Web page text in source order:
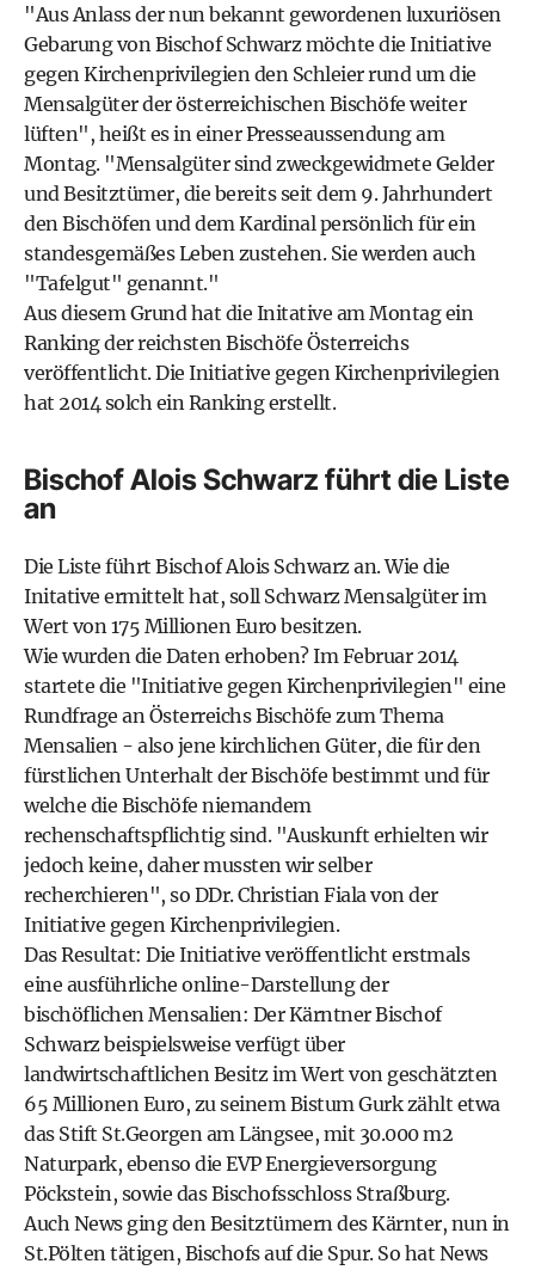
"Aus Anlass der nun bekannt gewordenen luxuriösen
Gebarung von Bischof Schwarz möchte die Initiative
gegen Kirchenprivilegien den Schleier rund um die
Mensalgüter der österreichischen Bischöfe weiter
lüften", heißt es in einer Presseaussendung am
Montag. "Mensalgüter sind zweckgewidmete Gelder
und Besitztümer, die bereits seit dem 9. Jahrhundert
den Bischöfen und dem Kardinal persönlich für ein
standesgemäßes Leben zustehen. Sie werden auch
"Tafelgut" genannt."
Aus diesem Grund hat die Initative am Montag ein
Ranking der reichsten Bischöfe Österreichs
veröffentlicht. Die Initiative gegen Kirchenprivilegien
hat 2014 solch ein Ranking erstellt.
Bischof Alois Schwarz führt die Liste
an
Die Liste führt Bischof Alois Schwarz an. Wie die
Initative ermittelt hat, soll Schwarz Mensalgüter im
Wert von 175 Millionen Euro besitzen.
Wie wurden die Daten erhoben? Im Februar 2014
startete die "Initiative gegen Kirchenprivilegien" eine
Rundfrage an Österreichs Bischöfe zum Thema
Mensalien - also jene kirchlichen Güter, die für den
fürstlichen Unterhalt der Bischöfe bestimmt und für
welche die Bischöfe niemandem
rechenschaftspflichtig sind. "Auskunft erhielten wir
jedoch keine, daher mussten wir selber
recherchieren", so DDr. Christian Fiala von der
Initiative gegen Kirchenprivilegien.
Das Resultat: Die Initiative veröffentlicht erstmals
eine ausführliche online-Darstellung der
bischöflichen Mensalien: Der Kärntner Bischof
Schwarz beispielsweise verfügt über
landwirtschaftlichen Besitz im Wert von geschätzten
65 Millionen Euro, zu seinem Bistum Gurk zählt etwa
das Stift St.Georgen am Längsee, mit 30.000 m2
Naturpark, ebenso die EVP Energieversorgung
Pöckstein, sowie das Bischofsschloss Straßburg.
Auch News ging den Besitztümern des Kärnter, nun in
St.Pölten tätigen, Bischofs auf die Spur. So hat News